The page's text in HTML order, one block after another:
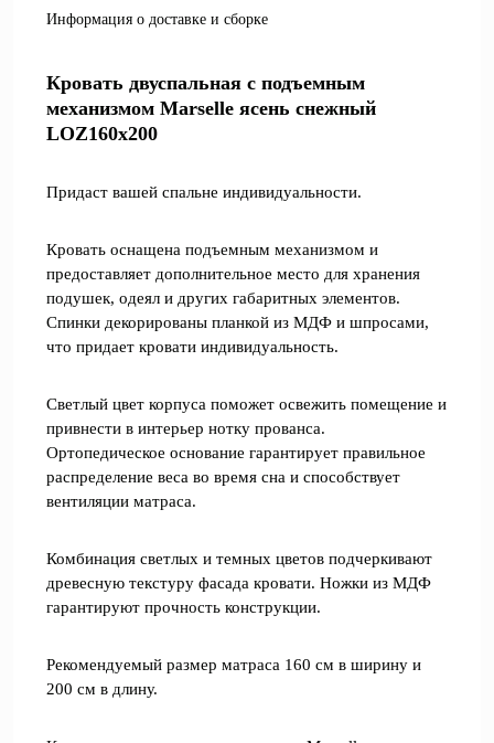
Информация о доставке и сборке
Кровать двуспальная с подъемным
механизмом Marselle ясень снежный
LOZ160х200
Придаст вашей спальне индивидуальности.
Кровать оснащена подъемным механизмом и
предоставляет дополнительное место для хранения
подушек, одеял и других габаритных элементов.
Спинки декорированы планкой из МДФ и шпросами,
что придает кровати индивидуальность.
Светлый цвет корпуса поможет освежить помещение и
привнести в интерьер нотку прованса.
Ортопедическое основание гарантирует правильное
распределение веса во время сна и способствует
вентиляции матраса.
Комбинация светлых и темных цветов подчеркивают
древесную текстуру фасада кровати. Ножки из МДФ
гарантируют прочность конструкции.
Рекомендуемый размер матраса 160 см в ширину и
200 см в длину.